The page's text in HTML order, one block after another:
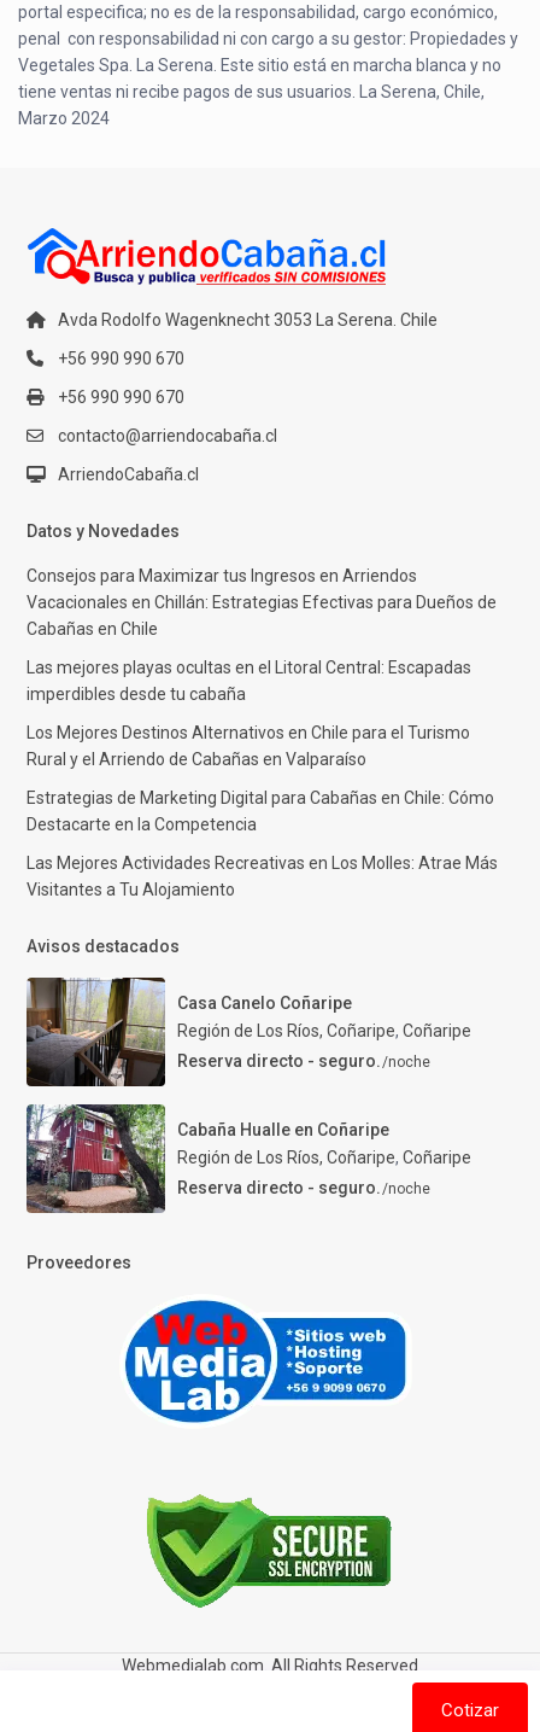
portal especifica; no es de la responsabilidad, cargo económico,
penal con responsabilidad ni con cargo a su gestor: Propiedades y
Vegetales Spa. La Serena. Este sitio está en marcha blanca y no
tiene ventas ni recibe pagos de sus usuarios. La Serena, Chile,
Marzo 2024
Avda Rodolfo Wagenknecht 3053 La Serena. Chile
+56 990 990 670
+56 990 990 670
contacto@arriendocabaña.cl
ArriendoCabaña.cl
Datos y Novedades
Consejos para Maximizar tus Ingresos en Arriendos
Vacacionales en Chillán: Estrategias Efectivas para Dueños de
Cabañas en Chile
Las mejores playas ocultas en el Litoral Central: Escapadas
imperdibles desde tu cabaña
Los Mejores Destinos Alternativos en Chile para el Turismo
Rural y el Arriendo de Cabañas en Valparaíso
Estrategias de Marketing Digital para Cabañas en Chile: Cómo
Destacarte en la Competencia
Las Mejores Actividades Recreativas en Los Molles: Atrae Más
Visitantes a Tu Alojamiento
Avisos destacados
Casa Canelo Coñaripe
Región de Los Ríos, Coñaripe, Coñaripe
Reserva directo - seguro./noche
Cabaña Hualle en Coñaripe
Región de Los Ríos, Coñaripe, Coñaripe
Reserva directo - seguro./noche
Proveedores
Webmedialab.com. All Rights Reserved
Política de privacidad
Política de Cookies
Cotizar